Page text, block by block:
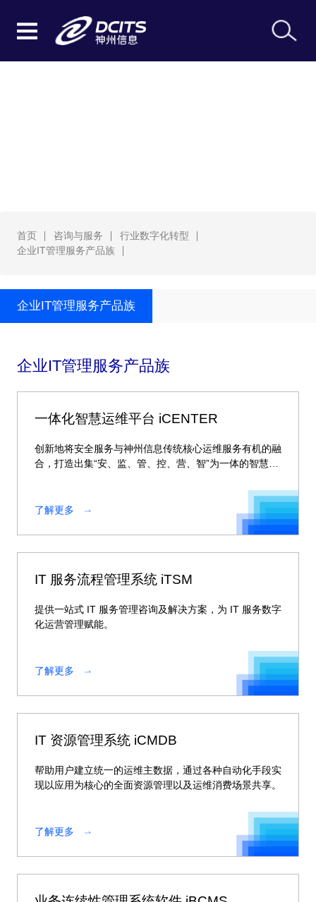
首页 咨询与服务
行业数字化转型
企业IT管理服务产品族
企业IT管理服务产品族
企业IT管理服务产品族
一体化智慧运维平台 iCENTER
创新地将安全服务与神州信息传统核心运维服务有机的融
合，打造出集“安、监、管、控、营、智”为一体的智慧运
了解更多
IT 服务流程管理系统 iTSM
提供一站式 IT 服务管理咨询及解决方案，为 IT 服务数字
化运营管理赋能。
了解更多
IT 资源管理系统 iCMDB
帮助用户建立统一的运维主数据，通过各种自动化手段实
现以应用为核心的全面资源管理以及运维消费场景共享。
了解更多